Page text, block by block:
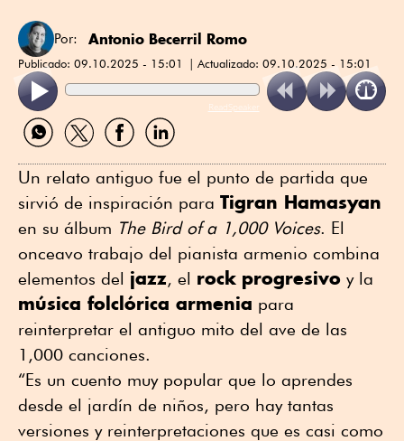
Por: Antonio Becerril Romo
Publicado: 09.10.2025 - 15:01 Actualizado: 09.10.2025 - 15:01
ReadSpeaker
Compartir
por
Compartir
por
Compartir
por
Compartir
por
Un relato antiguo fue el punto de partida que
sirvió de inspiración para Tigran Hamasyan
en su álbum The Bird of a 1,000 Voices. El
onceavo trabajo del pianista armenio combina
elementos del jazz, el rock progresivo y la
música folclórica armenia para
reinterpretar el antiguo mito del ave de las
1,000 canciones.
“Es un cuento muy popular que lo aprendes
desde el jardín de niños, pero hay tantas
versiones y reinterpretaciones que es casi como